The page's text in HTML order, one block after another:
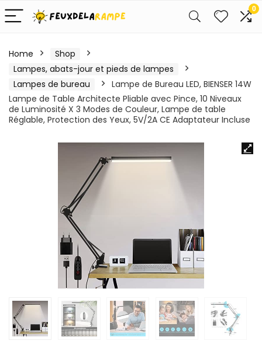
0
Home
Shop
Lampes, abats-jour et pieds de lampes
Lampes de bureau
Lampe de Bureau LED, BIENSER 14W
Lampe de Table Architecte Pliable avec Pince, 10 Niveaux
de Luminosité X 3 Modes de Couleur, Lampe de table
Réglable, Protection des Yeux, 5V/2A CE Adaptateur Incluse